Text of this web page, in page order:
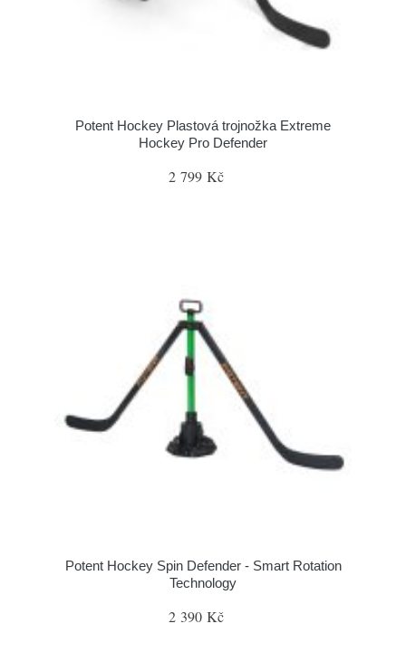
Potent Hockey Plastová trojnožka Extreme
Hockey Pro Defender
2 799 Kč
Potent Hockey Spin Defender - Smart Rotation
Technology
2 390 Kč